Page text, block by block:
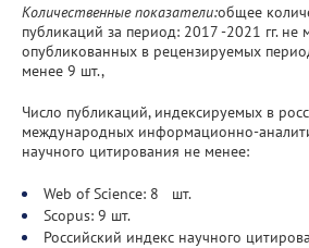
Количественные показатели:общее
публикаций за период: 2017 -2021 гг. не
опубликованных в рецензируемых
менее 9 шт.,
Число публикаций, индексируемых в
международных информационно-
научного цитирования не менее:
Web of Science: 8 шт.
Scopus: 9 шт.
Российский индекс научного